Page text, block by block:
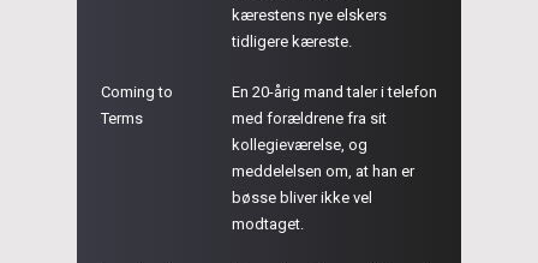
kærestens nye elskers
tidligere kæreste.
Coming to
Terms
En 20-årig mand taler i telefon
med forældrene fra sit
kollegieværelse, og
meddelelsen om, at han er
bøsse bliver ikke vel
modtaget.